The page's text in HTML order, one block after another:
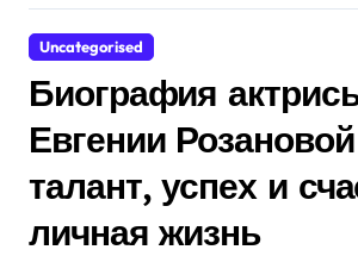
Uncategorised
Биография
Евгении
талант, успех и
личная жизнь